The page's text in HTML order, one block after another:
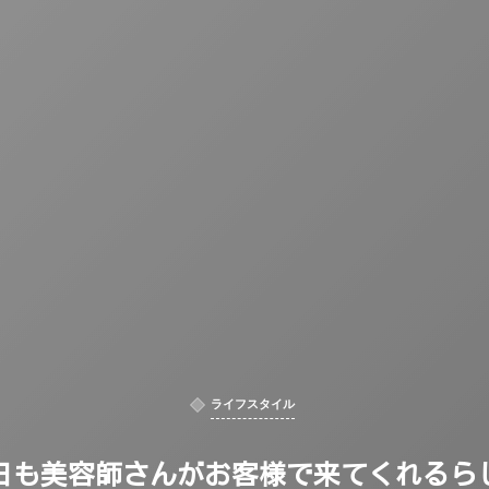
ライフスタイル
も美容師さんがお客様で来てくれるら